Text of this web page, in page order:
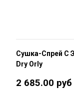
Сушка-Спрей С
Dry Orly
2 685.00 руб